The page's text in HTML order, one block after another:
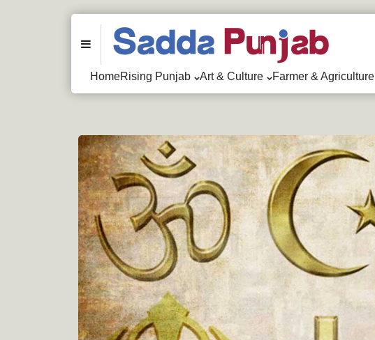
Menu
HomeRising Punjab Art & Culture Farmer & Agriculture